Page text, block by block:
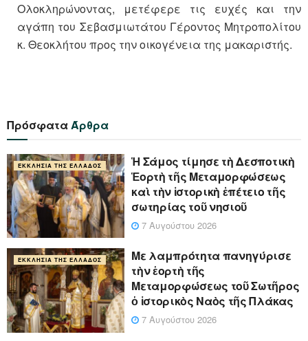
Ολοκληρώνοντας, μετέφερε τις ευχές και την
αγάπη του Σεβασμιωτάτου Γέροντος Μητροπολίτου
κ. Θεοκλήτου προς την οικογένεια της μακαριστής.
ΠρόσφαταΆρθρα
ΕΚΚΛΗΣΊΑ ΤΗΣ ΕΛΛΆΔΟΣ
Ἡ Σάμος τίμησε τὴ Δεσποτικὴ
Ἑορτὴ τῆς Μεταμορφώσεως
καὶ τὴν ἱστορικὴ ἐπέτειο τῆς
σωτηρίας τοῦ νησιοῦ
7 Αυγούστου 2026
ΕΚΚΛΗΣΊΑ ΤΗΣ ΕΛΛΆΔΟΣ
Με λαμπρότητα πανηγύρισε
τὴν ἑορτὴ τῆς
Μεταμορφώσεως τοῦ Σωτῆρος
ὁ ἱστορικὸς Ναὸς τῆς Πλάκας
7 Αυγούστου 2026